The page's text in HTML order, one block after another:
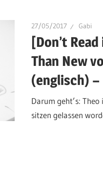
27/05/2017 Gabi
[Don’t
Than New
(englisch) –
Darum geht’s:
sitzen gelassen